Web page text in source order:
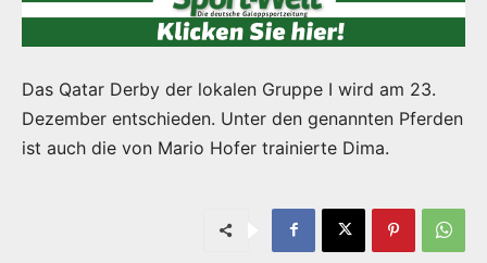
Das Qatar Derby der lokalen Gruppe I wird am 23.
Dezember entschieden. Unter den genannten Pferden
ist auch die von Mario Hofer trainierte Dima.